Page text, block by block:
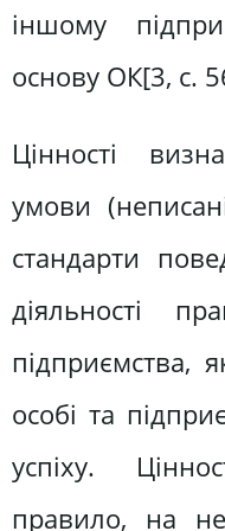
іншому
основу ОК[3, c.
Цінності
умови
стандарти
діяльності
підприємства,
особі та
успіху.
правило, на